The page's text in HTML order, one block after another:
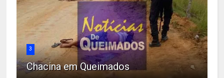
3
Chacina em Queimados